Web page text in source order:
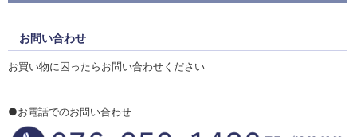
お問い合わせ
お買い物に困ったらお問い合わせください
●お電話でのお問い合わせ